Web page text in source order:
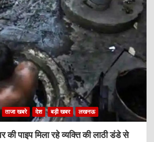
ताजा खबरे देश बड़ी खबर लखनऊ
की पाइप मिला रहे व्यक्ति की लाठी डंडे से